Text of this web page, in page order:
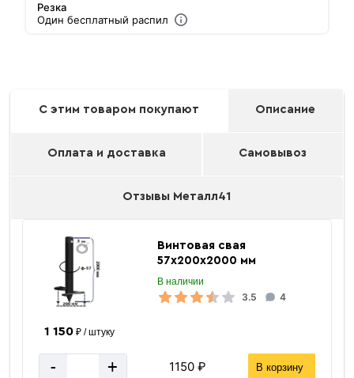
Резка
Один бесплатный распил
С этим товаром покупают Описание
Оплата и доставка Самовывоз
Отзывы Металл41
Винтовая свая
57х200х2000 мм
В наличии
3.5 4
1 150₽ / штуку
- + 1150 ₽ В корзину